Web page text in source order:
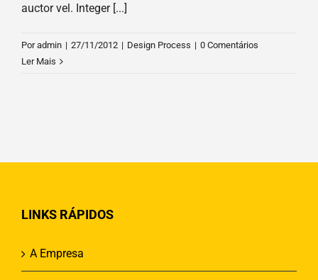
auctor vel. Integer [...]
Poradmin | 27/11/2012 | Design Process | 0 Comentários
Ler Mais
LINKS RÁPIDOS
A Empresa